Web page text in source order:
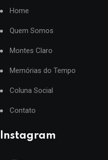
Home
Quem Somos
Montes Claro
Memórias do Tempo
Coluna Social
Contato
Instagram